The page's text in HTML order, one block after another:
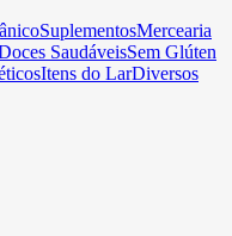
SuplementosMercearia
SaudáveisSem Glúten
Itens do LarDiversos